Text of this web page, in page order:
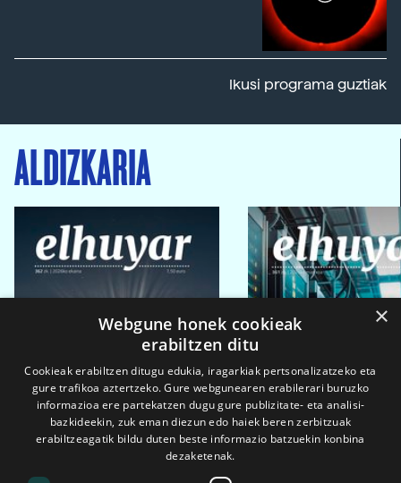
Ikusi programa guztiak
ALDIZKARIA
×
Webgune honek cookieak
erabiltzen ditu
Cookieak erabiltzen ditugu edukia, iragarkiak pertsonalizatzeko eta
gure trafikoa aztertzeko. Gure webgunearen erabilerari buruzko
informazioa ere partekatzen dugu gure publizitate- eta analisi-
bazkideekin, zuk eman diezun edo haiek beren zerbitzuak
erabiltzeagatik bildu duten beste informazio batzuekin konbina
dezaketenak.